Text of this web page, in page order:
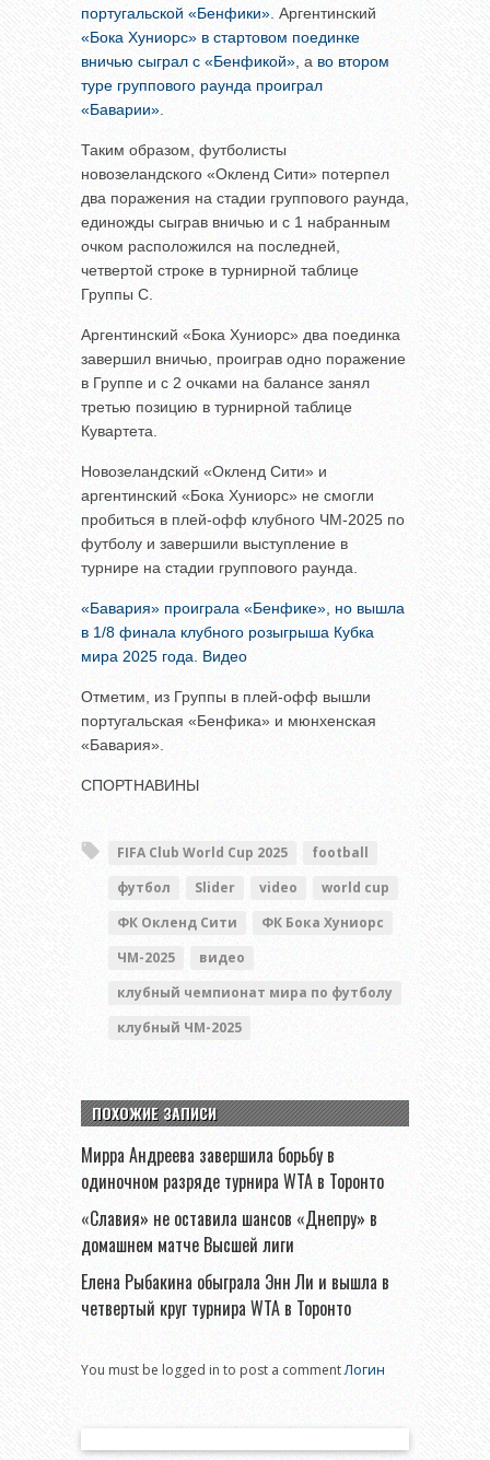
португальской «Бенфики». Аргентинский
«Бока Хуниорс» в стартовом поединке
вничью сыграл с «Бенфикой», а во втором
туре группового раунда проиграл
«Баварии».
Таким образом, футболисты
новозеландского «Окленд Сити» потерпел
два поражения на стадии группового раунда,
единожды сыграв вничью и с 1 набранным
очком расположился на последней,
четвертой строке в турнирной таблице
Группы C.
Аргентинский «Бока Хуниорс» два поединка
завершил вничью, проиграв одно поражение
в Группе и с 2 очками на балансе занял
третью позицию в турнирной таблице
Кувартета.
Новозеландский «Окленд Сити» и
аргентинский «Бока Хуниорс» не смогли
пробиться в плей-офф клубного ЧМ-2025 по
футболу и завершили выступление в
турнире на стадии группового раунда.
«Бавария» проиграла «Бенфике», но вышла
в 1/8 финала клубного розыгрыша Кубка
мира 2025 года. Видео
Отметим, из Группы в плей-офф вышли
португальская «Бенфика» и мюнхенская
«Бавария».
СПОРТНАВИНЫ
FIFA Club World Cup 2025
football
футбол
Slider video
world cup
ФК Окленд Сити
ФК Бока Хуниорс
ЧМ-2025
видео
клубный чемпионат мира по футболу
клубный ЧМ-2025
ПОХОЖИЕ ЗАПИСИ
Мирра Андреева завершила борьбу в
одиночном разряде турнира WTA в Торонто
«Славия» не оставила шансов «Днепру» в
домашнем матче Высшей лиги
Елена Рыбакина обыграла Энн Ли и вышла в
четвертый круг турнира WTA в Торонто
You must be logged in to post a commentЛогин